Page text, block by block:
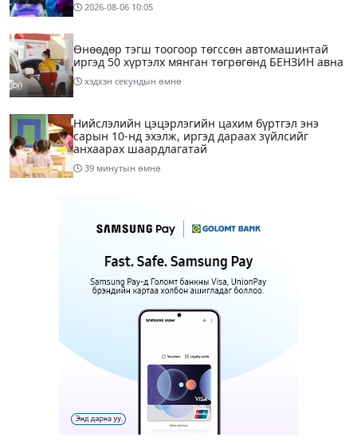
2026-08-06 10:05
Өнөөдөр тэгш тоогоор төгссөн автомашинтай
иргэд 50 хүртэлх мянган төгрөгөнд БЕНЗИН авна
хэдхэн секундын өмнө
Нийслэлийн цэцэрлэгийн цахим бүртгэл энэ
сарын 10-нд эхэлж, иргэд дараах зүйлсийг
анхаарах шаардлагатай
39 минутын өмнө
Улаанбаатарт 28 хэм дулаан
4 цагийн өмнө 1
Татварын өртэй шатахуун импортлогч ААН-
13 цагийн өмнө
Маргааш Улаанбаатарт 28 хэм дулаан, багавтар
15 цагийн өмнө